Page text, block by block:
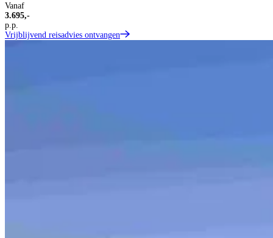
Vanaf
3.695,-
p.p.
Vrijblijvend reisadvies ontvangen